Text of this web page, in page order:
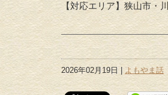
【対応エリア】狭山市・
2026年02月19日 | よもやま話